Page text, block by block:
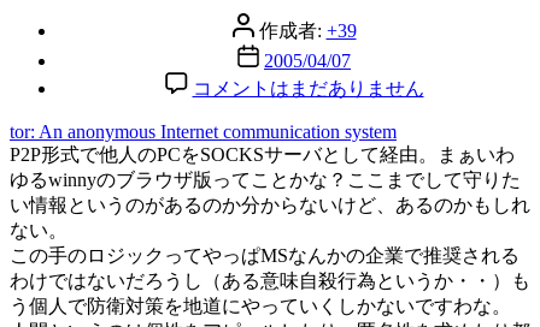
投
稿
者
作成者: +39
投
稿
2005/04/07
An
anonymous
Internet
communication
system
へ
の
コメントはまだありません
tor: An anonymous Internet communication system
P2P形式で他人のPCをSOCKSサーバとして経由。まぁいわ
ゆるwinnyのブラウザ版ってことかな？ここまでして守りた
い情報というのがあるのか分からないけど、あるのかもしれ
ない。
この手のロジックってやっぱMSなんかの企業で推奨される
わけではないだろうし（ある意味自殺行為というか・・）も
う個人で防衛対策を地道にやっていくしかないですわな。